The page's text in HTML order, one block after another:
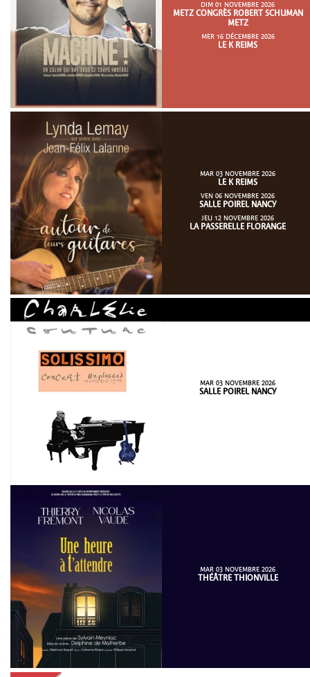
DIM 01 NOVEMBRE 2026
METZ CONGRÈS ROBERT SCHUMAN
METZ
MER 16 DÉCEMBRE 2026
LE K REIMS
MAR 03 NOVEMBRE 2026
LE K REIMS
VEN 06 NOVEMBRE 2026
SALLE POIREL NANCY
JEU 12 NOVEMBRE 2026
LA PASSERELLE FLORANGE
MAR 03 NOVEMBRE 2026
SALLE POIREL NANCY
MAR 03 NOVEMBRE 2026
THÉÂTRE THIONVILLE